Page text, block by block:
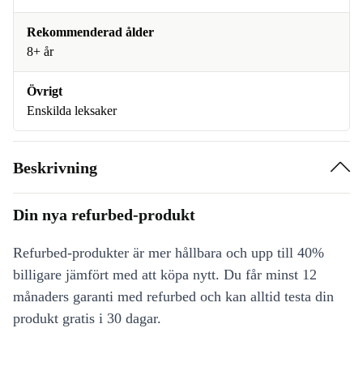
Rekommenderad ålder
8+ år
Övrigt
Enskilda leksaker
Beskrivning
Din nya refurbed-produkt
Refurbed-produkter är mer hållbara och upp till 40%
billigare jämfört med att köpa nytt. Du får minst 12
månaders garanti med refurbed och kan alltid testa din
produkt gratis i 30 dagar.